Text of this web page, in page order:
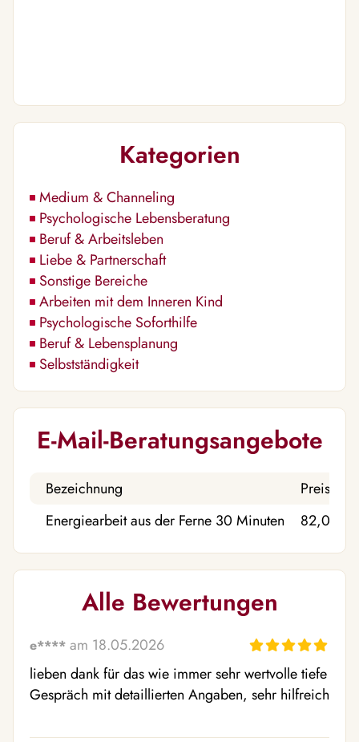
Kategorien
Medium & Channeling
Psychologische Lebensberatung
Beruf & Arbeitsleben
Liebe & Partnerschaft
Sonstige Bereiche
Arbeiten mit dem Inneren Kind
Psychologische Soforthilfe
Beruf & Lebensplanung
Selbstständigkeit
E-Mail-Beratungsangebote
Bezeichnung
Preis
Energiearbeit aus der Ferne 30 Minuten
82,00 €
Alle Bewertungen
e**** am 18.05.2026
lieben dank für das wie immer sehr wertvolle tiefe
Gespräch mit detaillierten Angaben, sehr hilfreich